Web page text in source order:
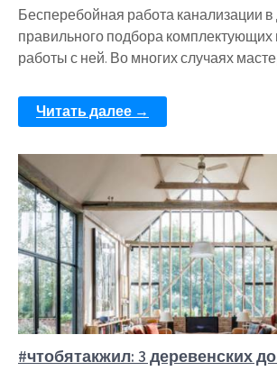
Бесперебойная работа канализации в
правильного подбора комплектующих
работы с ней. Во многих случаях
Читать далее →
#чтобятакжил: 3 деревенских